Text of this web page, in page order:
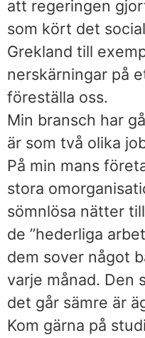
att regeringen
som kört det
Grekland till
nerskärningar på
föreställa oss.
Min bransch har
är som två olika
På min mans
stora
sömnlösa nätter
de ”hederliga
dem sover något
varje månad. Den
det går sämre är
Kom gärna på